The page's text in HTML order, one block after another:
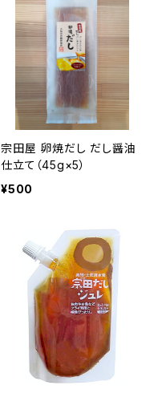
宗田屋 卵焼だし だし醤油
仕立て（45g×5）
¥500